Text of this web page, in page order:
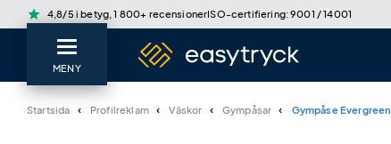
star 4,8/5 i betyg, 1 800+ recensionerISO-certifiering: 9001 / 14001
MENY
Startsida Profilreklam Väskor Gympåsar Gympåse Evergreen